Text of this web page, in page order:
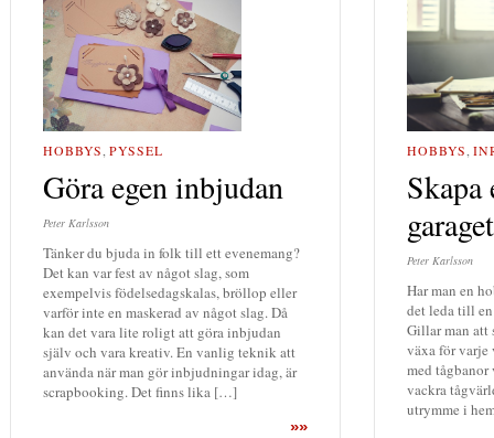
HOBBYS, PYSSEL
Göra egen inbjudan
Peter Karlsson
Tänker du bjuda in folk till ett evenemang?
Det kan var fest av något slag, som
exempelvis födelsedagskalas, bröllop eller
varför inte en maskerad av något slag. Då
kan det vara lite roligt att göra inbjudan
själv och vara kreativ. En vanlig teknik att
använda när man gör inbjudningar idag, är
scrapbooking. Det finns lika […]
»»
HOBBYS,
garaget
Peter Karlsson
Har man en
det leda till
Gillar man att
växa för varje
med
vackra
utrymme i